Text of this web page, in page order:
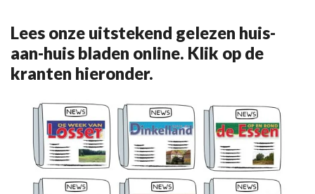
Lees onze uitstekend gelezen huis-
aan-huis bladen online. Klik op de
kranten hieronder.